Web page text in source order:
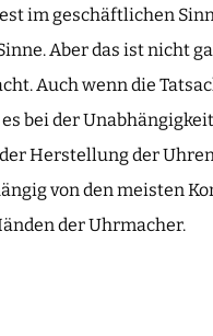
im geschäftlichen
Aber das ist nicht
Auch wenn die
bei der
Herstellung der
von den meisten
der Uhrmacher.